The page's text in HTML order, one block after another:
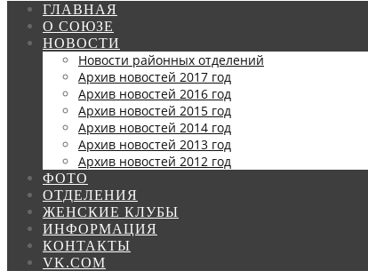
ГЛАВНАЯ
О СОЮЗЕ
НОВОСТИ
Новости районных отделений
Архив новостей 2017 год
Архив новостей 2016 год
Архив новостей 2015 год
Архив новостей 2014 год
Архив новостей 2013 год
Архив новостей 2012 год
ФОТО
ОТДЕЛЕНИЯ
ЖЕНСКИЕ КЛУБЫ
ИНФОРМАЦИЯ
КОНТАКТЫ
VK.COM